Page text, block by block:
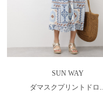
SUN WAY
ダマスクプリントドロ…